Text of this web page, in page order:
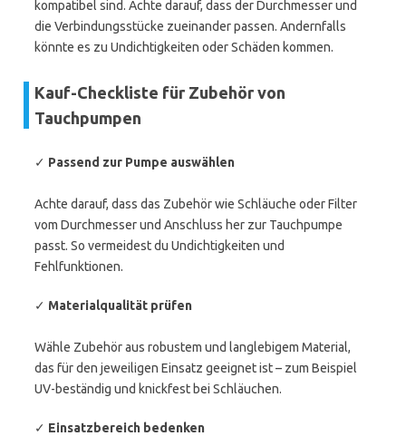
kompatibel sind. Achte darauf, dass der Durchmesser und
die Verbindungsstücke zueinander passen. Andernfalls
könnte es zu Undichtigkeiten oder Schäden kommen.
Kauf-Checkliste für Zubehör von
Tauchpumpen
✓ Passend zur Pumpe auswählen
Achte darauf, dass das Zubehör wie Schläuche oder Filter
vom Durchmesser und Anschluss her zur Tauchpumpe
passt. So vermeidest du Undichtigkeiten und
Fehlfunktionen.
✓ Materialqualität prüfen
Wähle Zubehör aus robustem und langlebigem Material,
das für den jeweiligen Einsatz geeignet ist – zum Beispiel
UV-beständig und knickfest bei Schläuchen.
✓ Einsatzbereich bedenken